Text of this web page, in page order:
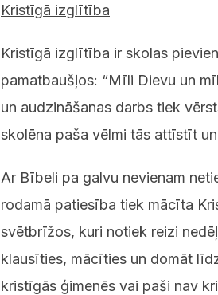
Kristīgā izglītība
Kristīgā izglītība ir skolas
pamatbaušļos: “Mīli Dievu un
un audzināšanas darbs tiek
skolēna paša vēlmi tās attīstīt
Ar Bībeli pa galvu nevienam
rodamā patiesība tiek mācīta
svētbrīžos, kuri notiek reizi
klausīties, mācīties un domāt
kristīgās ģimenēs vai paši nav